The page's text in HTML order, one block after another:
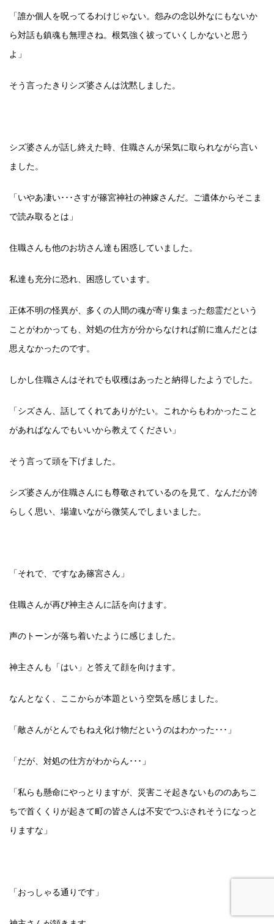
「誰か個人を呪ってるわけじゃない。怨みの念以外なにもないか
ら対話も鎮魂も無理さね。根気強く祓っていくしかないと思う
よ」
そう言ったきりシズ婆さんは沈黙しました。
シズ婆さんが話し終えた時、住職さんが呆気に取られながら言い
ました。
「いやあ凄い･･･さすが篠宮神社の神嫁さんだ。ご遺体からそこま
で読み取るとは」
住職さんも他のお坊さん達も困惑していました。
私達も充分に恐れ、困惑しています。
正体不明の怪異が、多くの人間の魂が寄り集まった怨霊だという
ことがわかっても、対処の仕方が分からなければ前に進んだとは
思えなかったのです。
しかし住職さんはそれでも収穫はあったと納得したようでした。
「シズさん、話してくれてありがたい。これからもわかったこと
があればなんでもいいから教えてください」
そう言って頭を下げました。
シズ婆さんが住職さんにも尊敬されているのを見て、なんだか誇
らしく思い、場違いながら微笑んでしまいました。
「それで、ですなあ篠宮さん」
住職さんが再び神主さんに話を向けます。
声のトーンが落ち着いたように感じました。
神主さんも「はい」と答えて顔を向けます。
なんとなく、ここからが本題という空気を感じました。
「敵さんがとんでもねえ化け物だというのはわかった･･･」
「だが、対処の仕方がわからん･･･」
「私らも懸命にやっとりますが、災害こそ起きないもののあちこ
ちで首くくりが起きて町の皆さんは不安でつぶされそうになっと
りますな」
「おっしゃる通りです」